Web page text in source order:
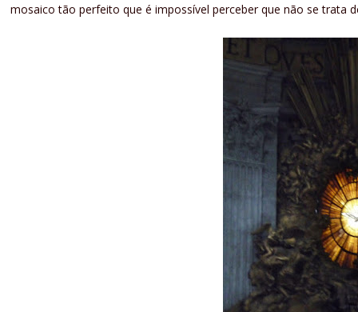
mosaico tão perfeito que é impossível perceber que não se trata